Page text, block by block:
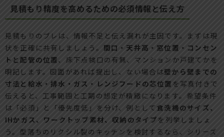
見積もり精度を高めるための必須情報と伝え方
見積もりのブレは、情報不足と伝え漏れが主因です。まずは現
状を正確に共有しましょう。 間口・天井高・窓位置・コンセン
トと配管の位置 、床下点検口の有無、マンションか戸建てかを
明記します。図面があれば提出し、ない場合は壁から壁までの
寸法と給水・排水・ガス・レンジフードの芯位置 を写真付きで
伝えると、工事範囲と工期の想定が精緻になります。希望条件
は「必須」と「優先度低」を分け、例として 食洗機のサイズ、
IHかガス、ワークトップ素材、収納のタイプを列挙しましょ
う。型落ちのリクシル製のキッチンを検討するなら、シリーズ